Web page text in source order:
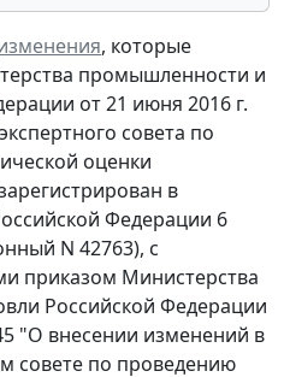
, которые
промышленности и
от 21 июня 2016 г.
совета по
оценки
в
Федерации 6
N 42763), с
приказом Министерства
Российской Федерации
"О внесении изменений в
совете по проведению